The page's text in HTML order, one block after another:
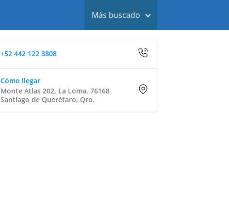
Más buscado
+52 442 122 3808
Cómo llegar
Monte Atlas 202, La Loma, 76168
Santiago de Querétaro, Qro.